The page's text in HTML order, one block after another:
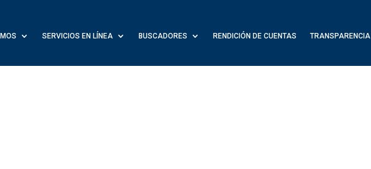
SERVICIOS EN LÍNEA BUSCADORES RENDICIÓN DE CUENTAS TRANSPARENCIA